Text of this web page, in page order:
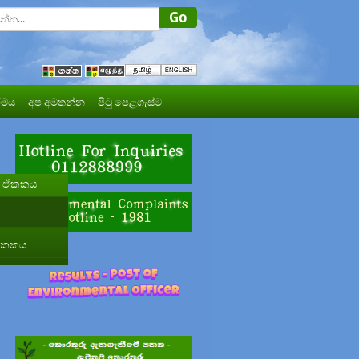
ඒකකය
අප අමතන්න පිටු පෙළගැස්ම